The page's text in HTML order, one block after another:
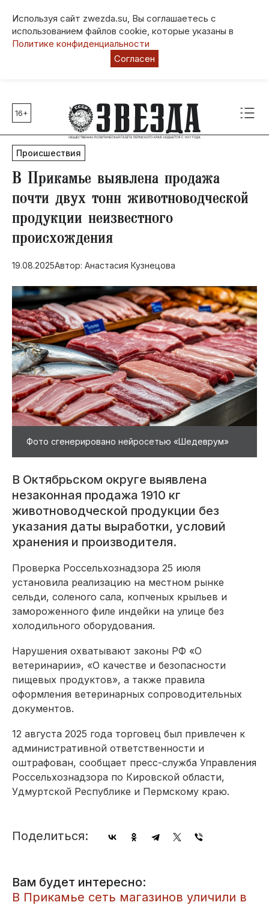
Используя сайт zwezda.su, Вы соглашаетесь с
использованием файлов cookie, которые указаны в
Политике конфиденциальности
Согласен
Главные темы
80 лет Победы
Молодежная столица РФ
СВО
Социальная поддержка
Инфраструктура
Благоустройство
16+
Происшествия
​В Прикамье выявлена продажа
почти двух тонн животноводческой
продукции неизвестного
происхождения
19.08.2025Автор: Анастасия Кузнецова
Фото сгенерировано нейросетью «Шедеврум»
В Октябрьском округе выявлена
незаконная продажа 1910 кг
животноводческой продукции без
указания даты выработки, условий
хранения и производителя.
Проверка Россельхознадзора 25 июля
установила реализацию на местном рынке
сельди, соленого сала, копченых крыльев и
замороженного филе индейки на улице без
холодильного оборудования.
Нарушения охватывают законы РФ «О
ветеринарии», «О качестве и безопасности
пищевых продуктов», а также правила
оформления ветеринарных сопроводительных
документов.
12 августа 2025 года торговец был привлечен к
административной ответственности и
оштрафован, сообщает пресс-служба Управления
Россельхознадзора по Кировской области,
Удмуртской Республике и Пермскому краю.
Поделиться:
Вам будет интересно:
​В Прикамье сеть магазинов уличили в